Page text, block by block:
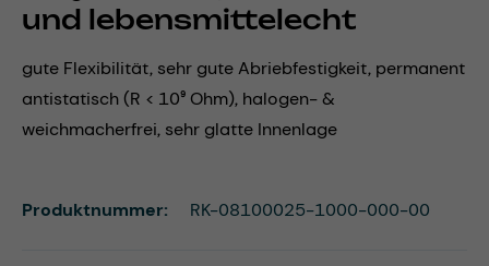
und lebensmittelecht
gute Flexibilität, sehr gute Abriebfestigkeit, permanent
antistatisch (R < 10⁹ Ohm), halogen- &
weichmacherfrei, sehr glatte Innenlage
Produktnummer: RK-08100025-1000-000-00